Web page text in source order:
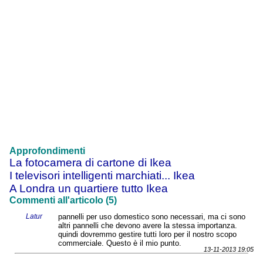
Approfondimenti
La fotocamera di cartone di Ikea
I televisori intelligenti marchiati... Ikea
A Londra un quartiere tutto Ikea
Commenti all'articolo (5)
Latur
pannelli per uso domestico sono necessari, ma ci sono
altri pannelli che devono avere la stessa importanza.
quindi dovremmo gestire tutti loro per il nostro scopo
commerciale. Questo è il mio punto.
13-11-2013 19:05